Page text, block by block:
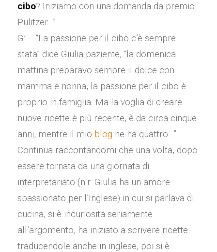
cibo? Iniziamo con una domanda da premio
Pulitzer…”
G: – “La passione per il cibo c’è sempre
stata” dice Giulia paziente, “la domenica
mattina preparavo sempre il dolce con
mamma e nonna, la passione per il cibo è
proprio in famiglia. Ma la voglia di creare
nuove ricette è più recente, è da circa cinque
anni, mentre il mio blog ne ha quattro…”
Continua raccontandomi che una volta, dopo
essere tornata da una giornata di
interpretariato (n.r. Giulia ha un amore
spassionato per l’Inglese) in cui si parlava di
cucina, si è incuriosita seriamente
all’argomento, ha iniziato a scrivere ricette
traducendole anche in inglese, poi si è